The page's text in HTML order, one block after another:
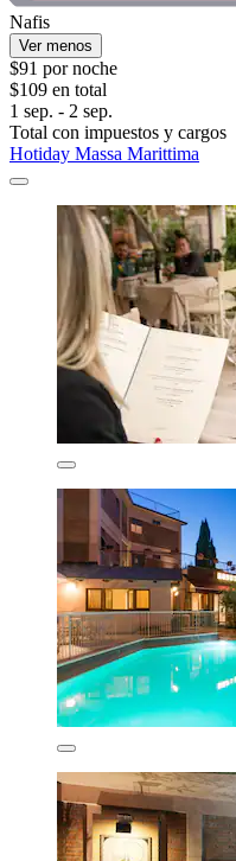
Nafis
Ver menos
$91 por noche
$109 en total
1 sep. - 2 sep.
Total con impuestos y cargos
Hotiday Massa Marittima